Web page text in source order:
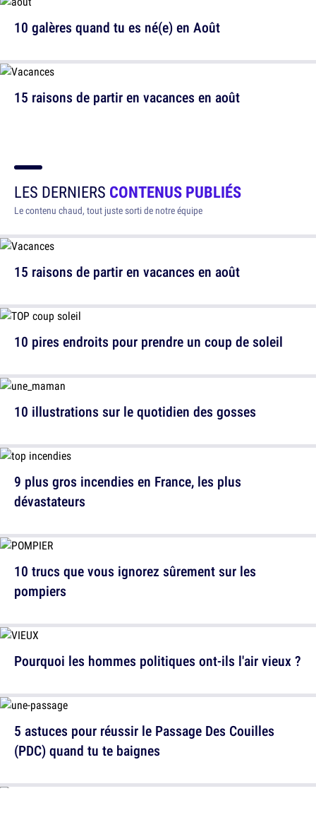
15 raisons de partir en vacances en août
10 galères quand tu es né(e) en Août
LES DERNIERS CONTENUS PUBLIÉS
Le contenu chaud, tout juste sorti de notre équipe
15 raisons de partir en vacances en août
10 illustrations sur le quotidien des gosses
10 trucs que vous ignorez sûrement sur les
pompiers
5 astuces pour réussir le Passage Des Couilles
(PDC) quand tu te baignes
10 pires endroits pour prendre un coup de soleil
9 plus gros incendies en France, les plus
dévastateurs
Pourquoi les hommes politiques ont-ils l'air vieux ?